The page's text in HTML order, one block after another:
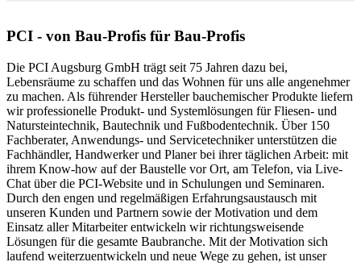
PCI - von Bau-Profis für Bau-Profis
Die PCI Augsburg GmbH trägt seit 75 Jahren dazu bei,
Lebensräume zu schaffen und das Wohnen für uns alle angenehmer
zu machen. Als führender Hersteller bauchemischer Produkte liefern
wir professionelle Produkt- und Systemlösungen für Fliesen- und
Natursteintechnik, Bautechnik und Fußbodentechnik. Über 150
Fachberater, Anwendungs- und Servicetechniker unterstützen die
Fachhändler, Handwerker und Planer bei ihrer täglichen Arbeit: mit
ihrem Know-how auf der Baustelle vor Ort, am Telefon, via Live-
Chat über die PCI-Website und in Schulungen und Seminaren.
Durch den engen und regelmäßigen Erfahrungsaustausch mit
unseren Kunden und Partnern sowie der Motivation und dem
Einsatz aller Mitarbeiter entwickeln wir richtungsweisende
Lösungen für die gesamte Baubranche. Mit der Motivation sich
laufend weiterzuentwickeln und neue Wege zu gehen, ist unser